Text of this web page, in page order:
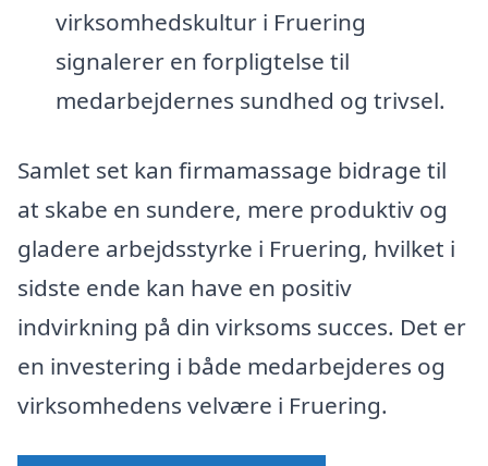
virksomhedskultur i Fruering
signalerer en forpligtelse til
medarbejdernes sundhed og trivsel.
Samlet set kan firmamassage bidrage til
at skabe en sundere, mere produktiv og
gladere arbejdsstyrke i Fruering, hvilket i
sidste ende kan have en positiv
indvirkning på din virksoms succes. Det er
en investering i både medarbejderes og
virksomhedens velvære i Fruering.